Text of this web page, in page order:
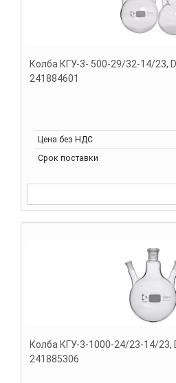
Колба КГУ-3- 500-29/32-14/23,
241884601
Цена без НДС
Срок поставки
Колба КГУ-3-1000-24/23-14/23,
241885306